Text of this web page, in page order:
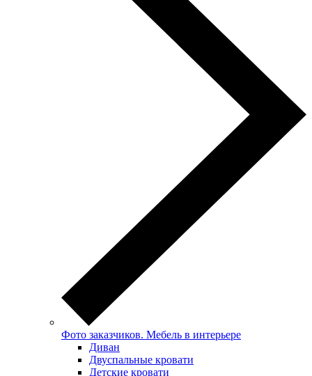
Фото заказчиков. Мебель в интерьере
Диван
Двуспальные кровати
Детские кровати